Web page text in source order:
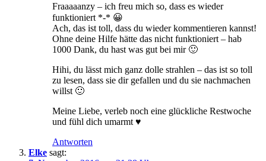
Fraaaaanzy – ich freu mich so, dass es wieder
funktioniert *-* 😀
Ach, das ist toll, dass du wieder kommentieren kannst!
Ohne deine Hilfe hätte das nicht funktioniert – hab
1000 Dank, du hast was gut bei mir 🙂
Hihi, du lässt mich ganz dolle strahlen – das ist so toll
zu lesen, dass sie dir gefallen und du sie nachmachen
willst 🙂
Meine Liebe, verleb noch eine glückliche Restwoche
und fühl dich umarmt ♥
Antworten
Elke sagt: